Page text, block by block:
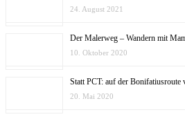
24. August 2021
Der Malerweg – Wandern mit
10. Oktober 2020
Statt PCT: auf der Bonifatiusroute
20. Mai 2020